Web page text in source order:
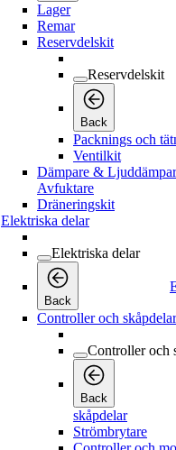
Lager
Remar
Reservdelskit
Reservdelskit
Back
Packnings och
Ventilkit
Dämpare &
Avfuktare
Dräneringskit
Elektriska delar
Elektriska delar
Back
Controller och skåpdelar
Controller och
Back
skåpdelar
Strömbrytare